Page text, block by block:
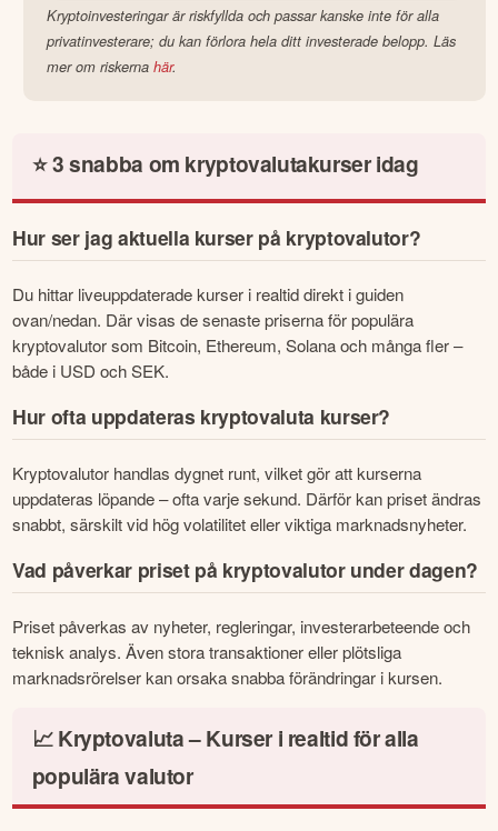
ett decenniums erfarenhet. Dina krypto-tillgångar är
skyddade med avancerad säkerhet och kostnadsfri,
militärklassad offlineförvaring (sk. "cold storage").
Kryptoinvesteringar är riskfyllda och passar kanske inte för alla
privatinvesterare; du kan förlora hela ditt investerade belopp. Läs
mer om riskerna här.
⭐ 3 snabba om kryptovalutakurser idag
Hur ser jag aktuella kurser på kryptovalutor?
Du hittar liveuppdaterade kurser i realtid direkt i guiden
ovan/nedan. Där visas de senaste priserna för populära
kryptovalutor som Bitcoin, Ethereum, Solana och många fler –
både i USD och SEK.
Hur ofta uppdateras kryptovaluta kurser?
Kryptovalutor handlas dygnet runt, vilket gör att kurserna
uppdateras löpande – ofta varje sekund. Därför kan priset ändras
snabbt, särskilt vid hög volatilitet eller viktiga marknadsnyheter.
Vad påverkar priset på kryptovalutor under dagen?
Priset påverkas av nyheter, regleringar, investerarbeteende och
teknisk analys. Även stora transaktioner eller plötsliga
marknadsrörelser kan orsaka snabba förändringar i kursen.
📈 Kryptovaluta – Kurser i realtid för alla
populära valutor